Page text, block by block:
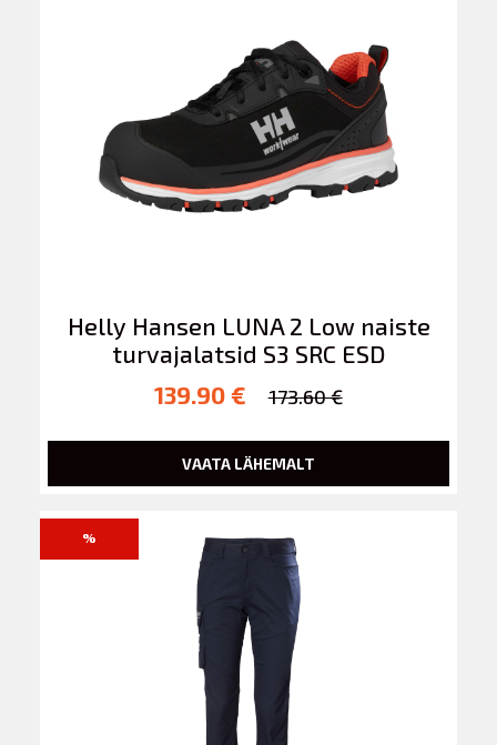
Helly Hansen LUNA 2 Low naiste
turvajalatsid S3 SRC ESD
139.90 €
173.60 €
VAATA LÄHEMALT
%